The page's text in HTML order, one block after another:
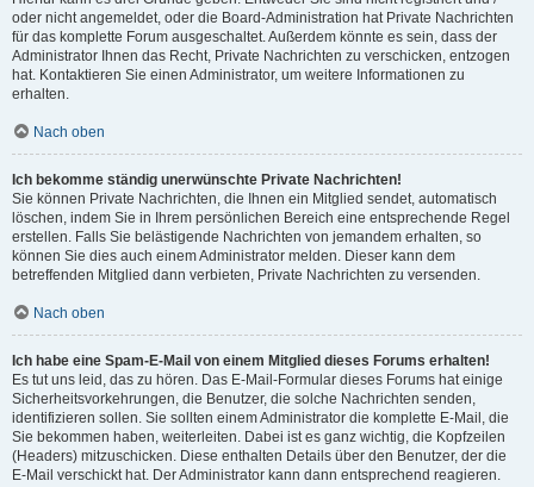
oder nicht angemeldet, oder die Board-Administration hat Private Nachrichten
für das komplette Forum ausgeschaltet. Außerdem könnte es sein, dass der
Administrator Ihnen das Recht, Private Nachrichten zu verschicken, entzogen
hat. Kontaktieren Sie einen Administrator, um weitere Informationen zu
erhalten.
Nach oben
Ich bekomme ständig unerwünschte Private Nachrichten!
Sie können Private Nachrichten, die Ihnen ein Mitglied sendet, automatisch
löschen, indem Sie in Ihrem persönlichen Bereich eine entsprechende Regel
erstellen. Falls Sie belästigende Nachrichten von jemandem erhalten, so
können Sie dies auch einem Administrator melden. Dieser kann dem
betreffenden Mitglied dann verbieten, Private Nachrichten zu versenden.
Nach oben
Ich habe eine Spam-E-Mail von einem Mitglied dieses Forums erhalten!
Es tut uns leid, das zu hören. Das E-Mail-Formular dieses Forums hat einige
Sicherheitsvorkehrungen, die Benutzer, die solche Nachrichten senden,
identifizieren sollen. Sie sollten einem Administrator die komplette E-Mail, die
Sie bekommen haben, weiterleiten. Dabei ist es ganz wichtig, die Kopfzeilen
(Headers) mitzuschicken. Diese enthalten Details über den Benutzer, der die
E-Mail verschickt hat. Der Administrator kann dann entsprechend reagieren.